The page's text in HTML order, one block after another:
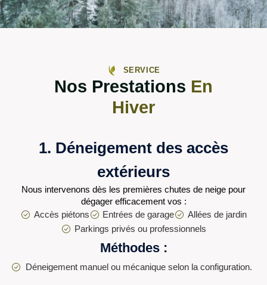
SERVICE
Nos Prestations En
Hiver
1. Déneigement des accès
extérieurs
Nous intervenons dès les premières chutes de neige pour
dégager efficacement vos :
Accès piétons
Entrées de garage
Allées de jardin
Parkings privés ou professionnels
Méthodes :
Déneigement manuel ou mécanique selon la configuration.